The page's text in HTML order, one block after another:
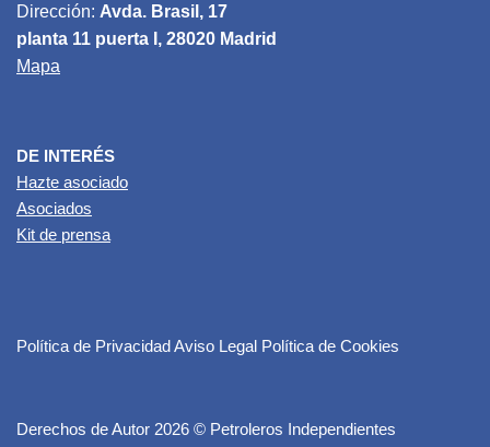
Dirección: Avda. Brasil, 17
planta 11 puerta I, 28020 Madrid
Mapa
DE INTERÉS
Hazte asociado
Asociados
Kit de prensa
Política de PrivacidadAviso Legal Política de Cookies
Derechos de Autor 2026 © Petroleros Independientes